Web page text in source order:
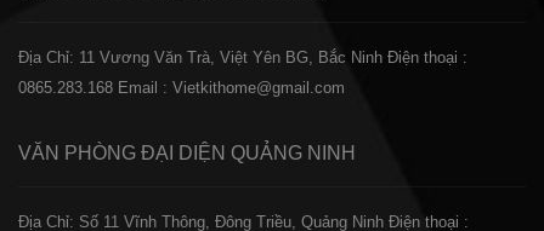
Địa Chỉ: 11 Vương Văn Trà, Việt Yên BG, Bắc Ninh Điện thoại :
0865.283.168 Email : Vietkithome@gmail.com
VĂN PHÒNG ĐẠI DIỆN QUẢNG NINH
Địa Chỉ: Số 11 Vĩnh Thông, Đông Triều, Quảng Ninh Điện thoại :